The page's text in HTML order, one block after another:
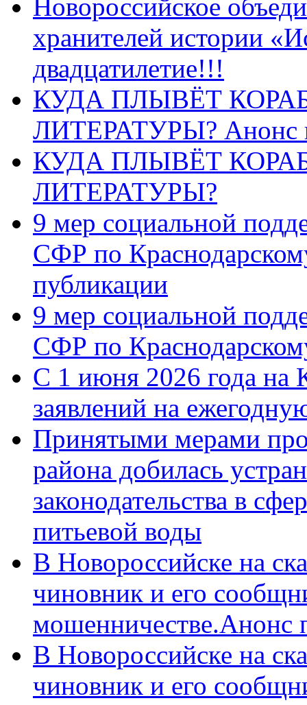
Новороссийское
хранителей истории
двадцатилетие!!!
КУДА ПЛЫВЁТ
ЛИТЕРАТУРЫ? Анонс
КУДА ПЛЫВЁТ
ЛИТЕРАТУРЫ?
9 мер социальной
СФР по
публикации
9 мер социальной
СФР по
С 1 июня 2026 года на
заявлений на
Принятыми мерами
района добилась
законодательства в
питьевой воды
В Новороссийске на
чиновник и его
мошенничестве.Анонс
В Новороссийске на
чиновник и его